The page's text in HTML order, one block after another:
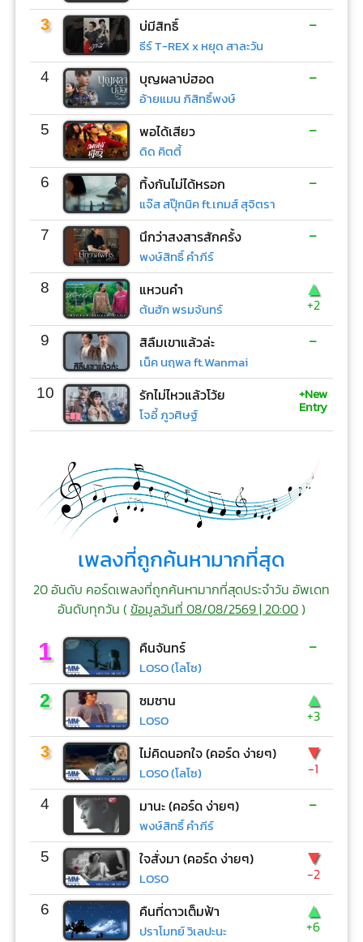
3 บ่มีสิทธิ์
ธีร์ T-REX x หยุด สาละวัน
-
4 บุญผลาบ่ฮอด
อ้ายแมน ภิสิทธิ์พงษ์
-
5 พอได้เสียว
ดิด คิตตี้
-
6 ทิ้งกันไม่ได้หรอก
แจ๊ส สปุ๊กนิค ft.เกมส์ สุจิตรา
-
7 นึกว่าสงสารสักครั้ง
พงษ์สิทธิ์ คำภีร์
-
8 แหวนคำ
ต้นฮัก พรมจันทร์
▲
+2
9 สิลืมเขาแล้วล่ะ
เน็ค นฤพล ft.Wanmai
-
10 รักไม่ไหวแล้วโว้ย
โจอี้ ภูวศิษฐ์
+New
Entry
เพลงที่ถูกค้นหามากที่สุด
20 อันดับ คอร์ดเพลงที่ถูกค้นหามากที่สุดประจำวัน อัพเดท
อันดับทุกวัน (ข้อมูลวันที่ 08/08/2569 | 20:00)
1 คืนจันทร์
LOSO (โลโซ)
-
2 ซมซาน
LOSO
▲
+3
3 ไม่คิดนอกใจ (คอร์ด ง่ายๆ)
LOSO (โลโซ)
▼
-1
4 มานะ (คอร์ด ง่ายๆ)
พงษ์สิทธิ์ คำภีร์
-
5 ใจสั่งมา (คอร์ด ง่ายๆ)
LOSO
▼
-2
6 คืนที่ดาวเต็มฟ้า
ปราโมทย์ วิเลปะนะ
▲
+6